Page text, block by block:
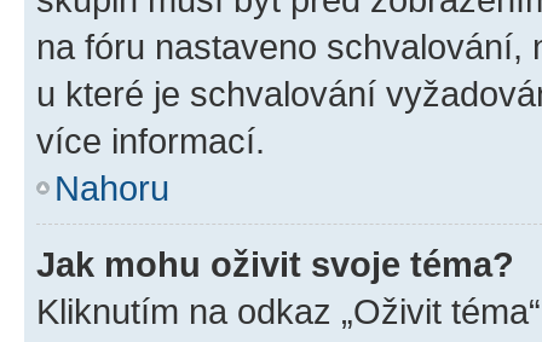
na fóru nastaveno schvalování,
u které je schvalování
více informací.
Nahoru
Jak mohu oživit svoje téma?
Kliknutím na odkaz „Oživit